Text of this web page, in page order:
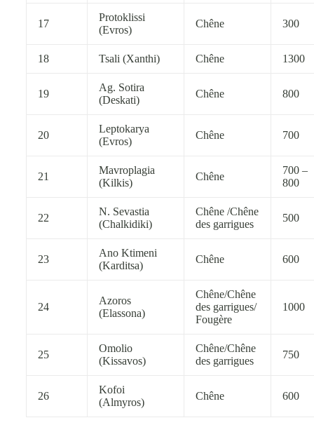
17
Protoklissi
(Evros)
Chêne 300
18 Tsali (Xanthi) Chêne 1300
19
Ag. Sotira
(Deskati)
Chêne 800
20
Leptokarya
(Evros)
Chêne 700
21
Mavroplagia
(Kilkis)
Chêne
700 –
800
22
N. Sevastia
(Chalkidiki)
Chêne /Chêne
des garrigues
500
23
Ano Ktimeni
(Karditsa)
Chêne 600
24
Azoros
(Elassona)
Chêne/Chêne
des garrigues/
Fougère
1000
25
Omolio
(Kissavos)
Chêne/Chêne
des garrigues
750
26
Kofoi
(Almyros)
Chêne 600